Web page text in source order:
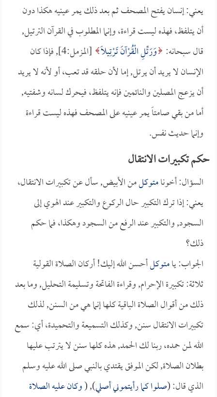
يعني: إنسان يفتح المصحف ثم بعد ذلك يمر عينيه هكذا دون
أن يتلفظ، فهذه ليست قراءة، وإنما المطلوب في القرآن الترتيل,
قال سبحانه: وَرَتِّلِ الْقُرْآنَ تَرْتِيلًا
[المزمل:4], فإذا كان
الإنسان لا يريد أن يرتل, إما لأن حلقه قد تعب، أو لأنه لا يريد
أن يزعج المصلين والنائمين فإنه يتلفظ، فيحرك لسانه وشفتيه,
أما من بقي صامتاً يمر عينيه على المصحف فهذه ليست قراءة
وإنما حديث نفس.
حكم تكبيرات الانتقال
السؤال: أخونامتوكلمن الأبيض, سأل عن تكبيرات الانتقال،
يعني: إذا ترك التكبير حال الركوع والتكبير عند الهوي إلى
السجود, والتكبير عند الرفع من السجود وهكذا، فما حكم
ذلك؟
الجواب: يامتوكلأحسن الله إليك! أركان الصلاة القولية
ثلاثة: تكبيرة الإحرام, وقراءة الفاتحة وتسليمة التحليل, وما بعد
ذلك من أقوال الصلاة الباقية كلها إنما هي من السنن, لذلك
تكبيرات الانتقال سنن, وكذلك التسميعة والتحميدة، أي: سمع
الله لمن حمده، ربنا لك الحمد, هذه كلها سنن لا يترتب عليها
بطلان الصلاة, لكن الموفق يقتدي بالنبي صلى الله عليه وسلم
الذي قال: (صلوا كما رأيتموني أصلي), (وكان عليه الصلاة